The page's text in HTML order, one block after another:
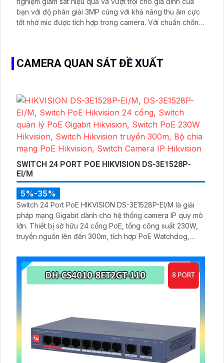
CAMERA IMOU IPC-U7LP-6V0NE
2,100,000 ₫
2,300,000 ₫
IPC-U7LP-6V0NE trang bị ống kính có độ phân giải
6.0MP, trang bị đèn trợ sáng giúp nhìn hình ảnh có màu
vào ban đêm với khoảng cách 30m, chống nước IP 65,
trang bị micro và loa giúp đàm thoại 2 chiều trực tiếp qua
cameram qcos thể quay xoay 360 độ một cách dễ dàng